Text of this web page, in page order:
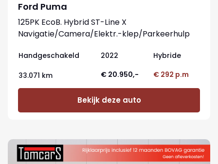
Ford Puma
125PK EcoB. Hybrid ST-Line X
Navigatie/Camera/Elektr.-klep/Parkeerhulp
Handgeschakeld 2022 Hybride
33.071 km € 20.950,- € 292 p.m
Bekijk deze auto